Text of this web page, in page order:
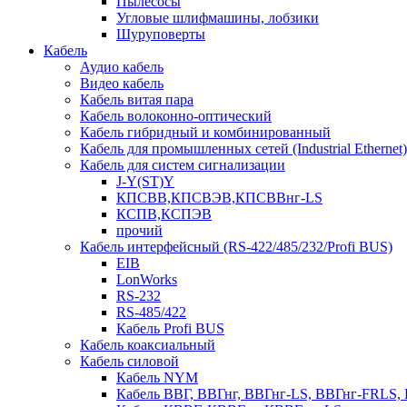
Угловые шлифмашины, лобзики
Шуруповерты
Кабель
Аудио кабель
Видео кабель
Кабель витая пара
Кабель волоконно-оптический
Кабель гибридный и комбинированный
Кабель для промышленных сетей (Industrial Ethernet)
Кабель для систем сигнализации
J-Y(ST)Y
КПСВВ,КПСВЭВ,КПСВВнг-LS
КСПВ,КСПЭВ
прочий
Кабель интерфейсный (RS-422/485/232/Profi BUS)
EIB
LonWorks
RS-232
RS-485/422
Кабель Profi BUS
Кабель коаксиальный
Кабель силовой
Кабель NYM
Кабель ВВГ, ВВГнг, ВВГнг-LS, ВВГнг-